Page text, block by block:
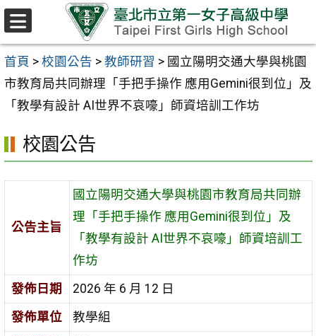
跳至主要內容區
首頁 > 校園公告 > 教師研習 > 國立陽明交通大學與桃園
市教育局共同辦理「手把手操作 應用Gemini很到位」及
「教學有設計 AI世界不哀嚎」師資培訓工作坊
校園公告
公告主旨
國立陽明交通大學與桃園市教育局共同辦
理「手把手操作 應用Gemini很到位」及
「教學有設計 AI世界不哀嚎」師資培訓工
作坊
發佈日期
2026 年 6 月 12 日
發佈單位
教學組
選
單